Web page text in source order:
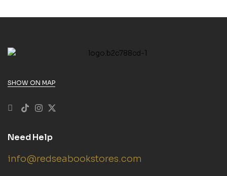
SHOW ON MAP
Need Help
info@redseabookstores.com